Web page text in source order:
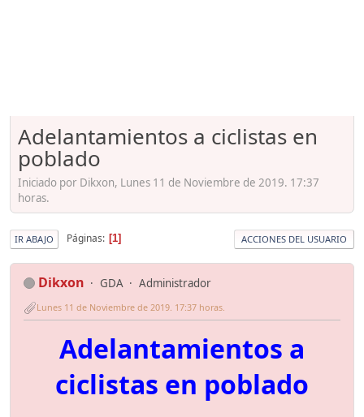
Adelantamientos a ciclistas en
poblado
Iniciado por Dikxon, Lunes 11 de Noviembre de 2019. 17:37
horas.
IR ABAJO Páginas 1 ACCIONES DEL USUARIO
Dikxon GDA Administrador
Lunes 11 de Noviembre de 2019. 17:37 horas.
Adelantamientos a
ciclistas en poblado